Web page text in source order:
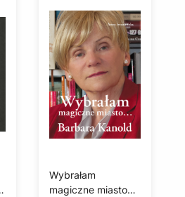
Wybrałam
magiczne miasto…